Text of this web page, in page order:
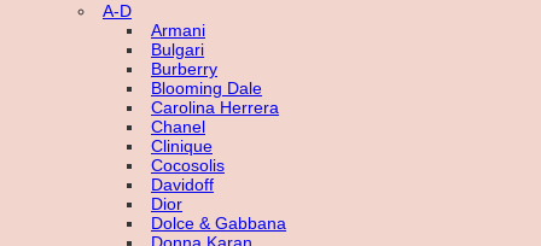
A-D
Armani
Bulgari
Burberry
Blooming Dale
Carolina Herrera
Chanel
Clinique
Cocosolis
Davidoff
Dior
Dolce & Gabbana